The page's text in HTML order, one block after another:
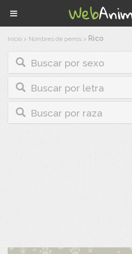
Inicio > Nombres de perros > Rico
Buscar por sexo
Buscar por letra
Buscar por raza